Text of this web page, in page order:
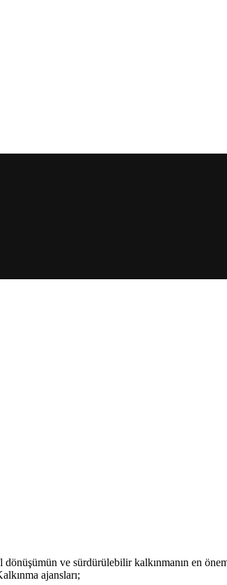
ve sürdürülebilir kalkınmanın en
ajansları;